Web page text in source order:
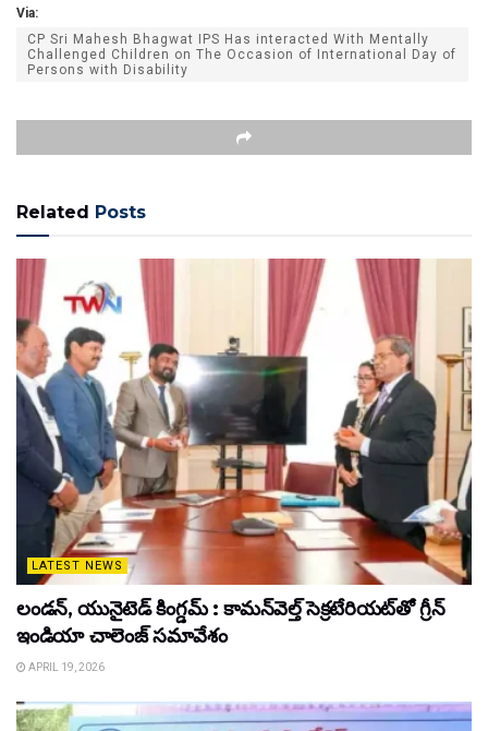
Via:
CP Sri Mahesh Bhagwat IPS Has interacted With Mentally
Challenged Children on The Occasion of International Day of
Persons with Disability
Related Posts
LATEST NEWS
లండన్, యునైటెడ్ కింగ్డమ్ : కామన్‌వెల్త్ సెక్రటేరియట్‌తో గ్రీన్
ఇండియా చాలెంజ్ సమావేశం
APRIL 19, 2026